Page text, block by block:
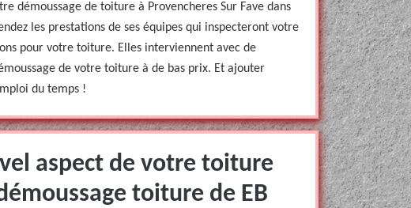
démoussage de toiture à Provencheres Sur Fave dans
les prestations de ses équipes qui inspecteront votre
pour votre toiture. Elles interviennent avec de
de votre toiture à de bas prix. Et ajouter
du temps !
aspect de votre toiture
toiture de EB